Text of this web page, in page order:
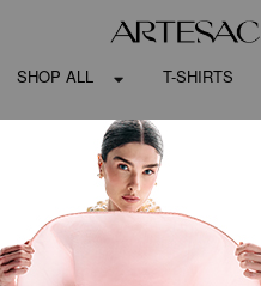
SHOP ALL T-SHIRTS